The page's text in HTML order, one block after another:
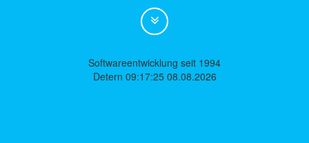
Softwareentwicklung seit 1994
Detern 09:17:25 08.08.2026